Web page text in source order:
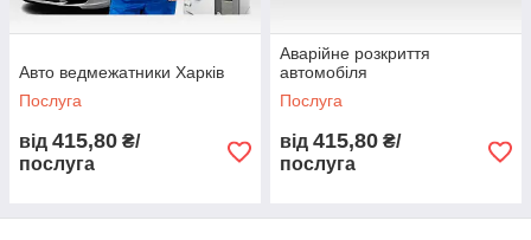
Авто ведмежатники Харків
Послуга
від 415,80 ₴/
послуга
Аварійне розкриття
автомобіля
Послуга
від 415,80 ₴/
послуга